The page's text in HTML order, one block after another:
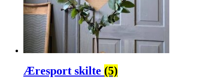
Æresport skilte (5)